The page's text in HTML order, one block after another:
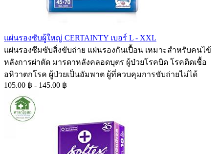
แผ่นรองซับผู้ใหญ่ CERTAINTY เบอร์ L - XXL
แผ่นรองซึมซับสิ่งขับถ่าย แผ่นรองกันเปื้อน เหมาะสำหรับคนไข้
หลังการผ่าตัด มารดาหลังคลอดบุตร ผู้ป่วยโรคบิด โรคติดเชื้อ
อหิวาตกโรค ผู้ป่วยเป็นอัมพาต ผู้ที่ควบคุมการขับถ่ายไม่ได้
105.00 ฿ - 145.00 ฿